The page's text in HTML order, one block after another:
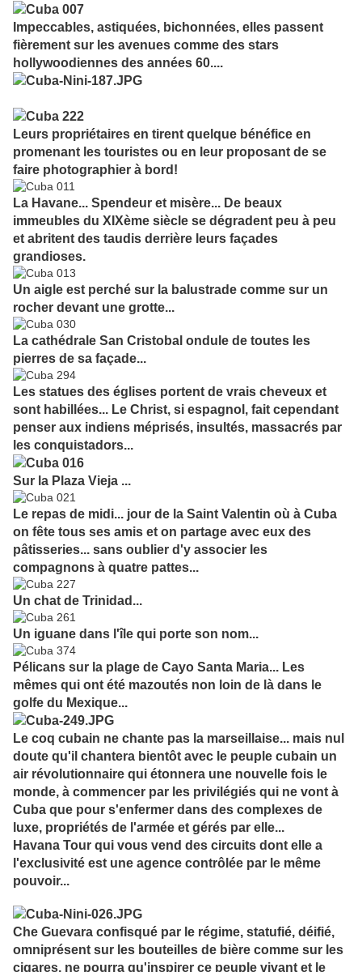
Impeccables, astiquées, bichonnées, elles passent
fièrement sur les avenues comme des stars
hollywoodiennes des années 60....
Leurs propriétaires en tirent quelque bénéfice en
promenant les touristes ou en leur proposant de se
faire photographier à bord!
La Havane... Spendeur et misère... De beaux
immeubles du XIXème siècle se dégradent peu à peu
et abritent des taudis derrière leurs façades
grandioses.
Un aigle est perché sur la balustrade comme sur un
rocher devant une grotte...
La cathédrale San Cristobal ondule de toutes les
pierres de sa façade...
Les statues des églises portent de vrais cheveux et
sont habillées... Le Christ, si espagnol, fait cependant
penser aux indiens méprisés, insultés, massacrés par
les conquistadors...
Sur la Plaza Vieja ...
Le repas de midi... jour de la Saint Valentin où à Cuba
on fête tous ses amis et on partage avec eux des
pâtisseries... sans oublier d'y associer les
compagnons à quatre pattes...
Un chat de Trinidad...
Un iguane dans l'île qui porte son nom...
Pélicans sur la plage de Cayo Santa Maria... Les
mêmes qui ont été mazoutés non loin de là dans le
golfe du Mexique...
Le coq cubain ne chante pas la marseillaise... mais nul
doute qu'il chantera bientôt avec le peuple cubain un
air révolutionnaire qui étonnera une nouvelle fois le
monde, à commencer par les privilégiés qui ne vont à
Cuba que pour s'enfermer dans des complexes de
luxe, propriétés de l'armée et gérés par elle...
Havana Tour qui vous vend des circuits dont elle a
l'exclusivité est une agence contrôlée par le même
pouvoir...
Che Guevara confisqué par le régime, statufié, déifié,
omniprésent sur les bouteilles de bière comme sur les
cigares, ne pourra qu'inspirer ce peuple vivant et le